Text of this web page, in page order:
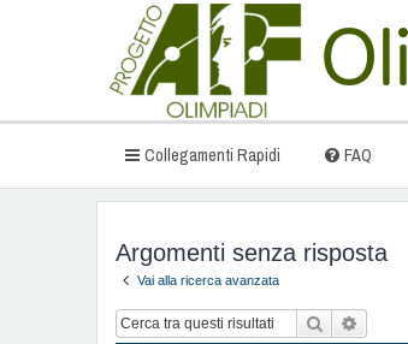
Collegamenti Rapidi FAQ
Argomenti senza risposta
Vai alla ricerca avanzata
Cerca